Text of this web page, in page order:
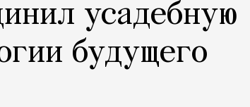
усадебную
будущего